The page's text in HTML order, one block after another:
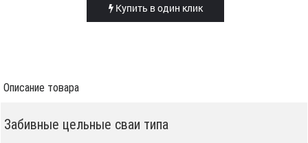
Купить в один клик
Описание товара
Забивные цельные сваи типа